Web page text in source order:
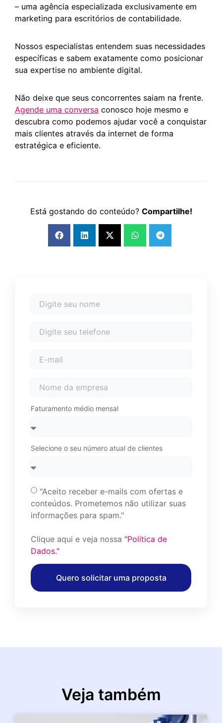
– uma agência especializada exclusivamente em
marketing para escritórios de contabilidade.
Nossos especialistas entendem suas necessidades
específicas e sabem exatamente como posicionar
sua expertise no ambiente digital.
Não deixe que seus concorrentes saiam na frente.
Agende uma conversa conosco hoje mesmo e
descubra como podemos ajudar você a conquistar
mais clientes através da internet de forma
estratégica e eficiente.
Está gostando do conteúdo? Compartilhe!
Faturamento médio mensal
Selecione o seu número atual de clientes
"Aceito receber e-mails com ofertas e
conteúdos. Prometemos não utilizar suas
informações para spam."
Clique aqui e veja nossa "Política de
Dados."
Quero solicitar uma proposta
Veja também